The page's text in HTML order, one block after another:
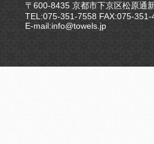
〒600-8435 京都市下京区松原通
TEL:075-351-7558 FAX:075-351-
E-mail:info@towels.jp